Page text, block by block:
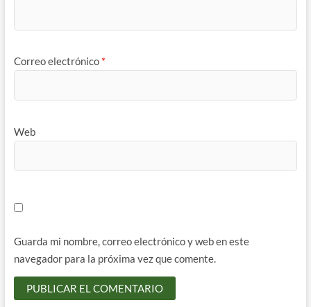
Correo electrónico *
Web
Guarda mi nombre, correo electrónico y web en este
navegador para la próxima vez que comente.